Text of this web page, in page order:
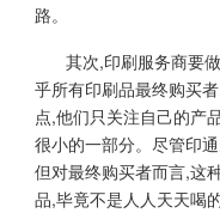
路。
其次,印刷服务商要
乎所有印刷品最终购买
点,他们只关注自己的产
很小的一部分。尽管印
但对最终购买者而言,这
品,毕竟不是人人天天喝